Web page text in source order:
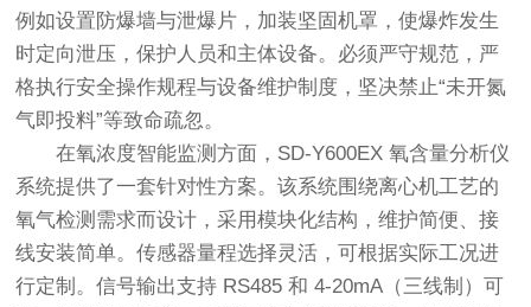
例如设置防爆墙与泄爆片，加装坚固机罩，使爆炸发生
时定向泄压，保护人员和主体设备。必须严守规范，严
格执行安全操作规程与设备维护制度，坚决禁止“未开氮
气即投料”等致命疏忽。
在氧浓度智能监测方面，SD-Y600EX氧含量分析仪
系统提供了一套针对性方案。该系统围绕离心机工艺的
氧气检测需求而设计，采用模块化结构，维护简便、接
线安装简单。传感器量程选择灵活，可根据实际工况进
行定制。信号输出支持 RS485 和 4-20mA（三线制）可